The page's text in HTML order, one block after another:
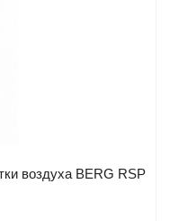
воздуха BERG RSP